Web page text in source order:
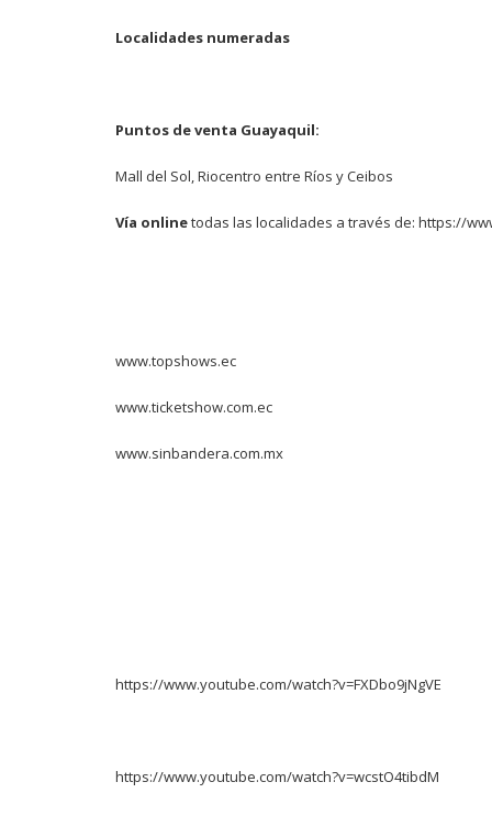
Localidades numeradas
Puntos de venta Guayaquil:
Mall del Sol, Riocentro entre Ríos y Ceibos
Vía onlinetodas las localidades a través de: https://
www.topshows.ec
www.ticketshow.com.ec
www.sinbandera.com.mx
https://www.youtube.com/watch?v=FXDbo9jNgVE
https://www.youtube.com/watch?v=wcstO4tibdM